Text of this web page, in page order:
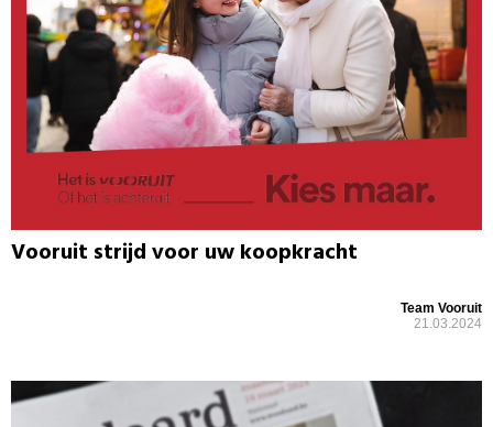
Vooruit strijd voor uw koopkracht
Team Vooruit
21.03.2024